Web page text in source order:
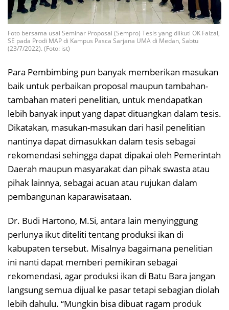
Foto bersama usai Seminar Proposal (Sempro) Tesis yang diikuti OK Faizal,
SE pada Prodi MAP di Kampus Pasca Sarjana UMA di Medan, Sabtu
(23/7/2022). (Foto: ist)
Para Pembimbing pun banyak memberikan masukan
baik untuk perbaikan proposal maupun tambahan-
tambahan materi penelitian, untuk mendapatkan
lebih banyak input yang dapat dituangkan dalam tesis.
Dikatakan, masukan-masukan dari hasil penelitian
nantinya dapat dimasukkan dalam tesis sebagai
rekomendasi sehingga dapat dipakai oleh Pemerintah
Daerah maupun masyarakat dan pihak swasta atau
pihak lainnya, sebagai acuan atau rujukan dalam
pembangunan kaparawisataan.
Dr. Budi Hartono, M.Si, antara lain menyinggung
perlunya ikut diteliti tentang produksi ikan di
kabupaten tersebut. Misalnya bagaimana penelitian
ini nanti dapat memberi pemikiran sebagai
rekomendasi, agar produksi ikan di Batu Bara jangan
langsung semua dijual ke pasar tetapi sebagian diolah
lebih dahulu. “Mungkin bisa dibuat ragam produk